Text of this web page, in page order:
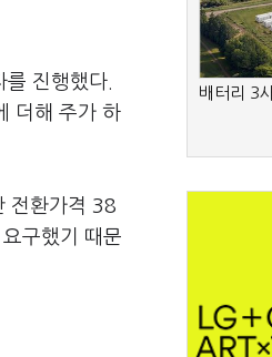
진행했다.
더해 주가 하
전환가격 38
구했기 때문
배터리 3